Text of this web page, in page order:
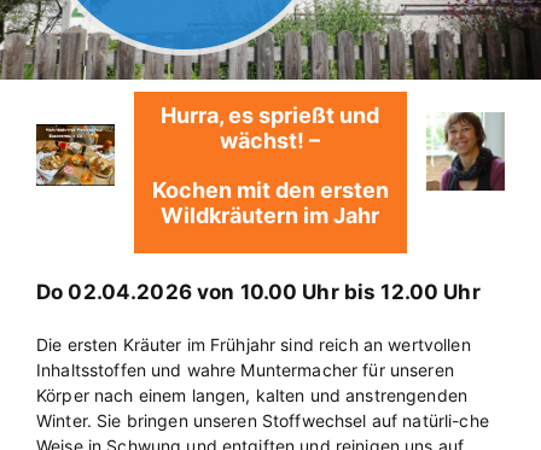
Hurra, es sprießt und
wächst! –
Kochen mit den ersten
Wildkräutern im Jahr
Do 02.04.2026 von 10.00 Uhr bis 12.00 Uhr
Die ersten Kräuter im Frühjahr sind reich an wertvollen
Inhaltsstoffen und wahre Muntermacher für unseren
Körper nach einem langen, kalten und anstrengenden
Winter. Sie bringen unseren Stoffwechsel auf natürli-che
Weise in Schwung und entgiften und reinigen uns auf